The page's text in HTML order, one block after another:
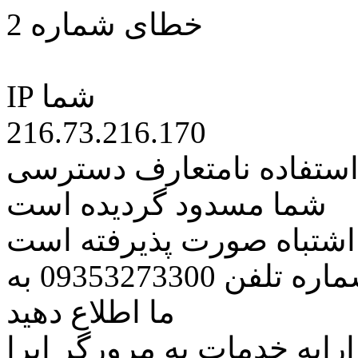
خطای شماره 2
IP شما
216.73.216.170
نامتعارف دسترسی
شما مسدود گردیده است
اشتباه صورت پذیرفته است
مراتب این مسئله را از طریق شماره تلفن 09353273300 به
ما اطلاع دهید
خدمات به مرورگر اپرا